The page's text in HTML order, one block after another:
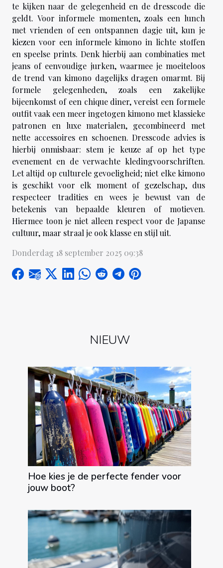
te kijken naar de gelegenheid en de dresscode die
geldt. Voor informele momenten, zoals een lunch
met vrienden of een ontspannen dagje uit, kun je
kiezen voor een informele kimono in lichte stoffen
en speelse prints. Denk hierbij aan combinaties met
jeans of eenvoudige jurken, waarmee je moeiteloos
de trend van kimono dagelijks dragen omarmt. Bij
formele gelegenheden, zoals een zakelijke
bijeenkomst of een chique diner, vereist een formele
outfit vaak een meer ingetogen kimono met klassieke
patronen en luxe materialen, gecombineerd met
nette accessoires en schoenen. Dresscode advies is
hierbij onmisbaar: stem je keuze af op het type
evenement en de verwachte kledingvoorschriften.
Let altijd op culturele gevoeligheid; niet elke kimono
is geschikt voor elk moment of gezelschap, dus
respecteer tradities en wees je bewust van de
betekenis van bepaalde kleuren of motieven.
Hiermee toon je niet alleen respect voor de Japanse
cultuur, maar straal je ook klasse en stijl uit.
Donderdag 18 september 2025 09:38
NIEUW
Hoe kies je de perfecte fender voor
jouw boot?